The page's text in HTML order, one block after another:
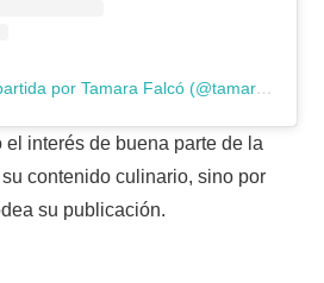
Una publicación compartida por Tamara Falcó (@tamara_falco)
interés de buena parte de la
contenido culinario, sino por
su publicación.